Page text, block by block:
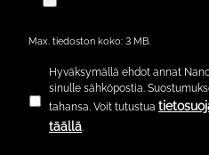
Max. tiedoston koko: 3 MB.
Hyväksymällä ehdot annat
sinulle sähköpostia.
tahansa. Voit tutustua
täällä.